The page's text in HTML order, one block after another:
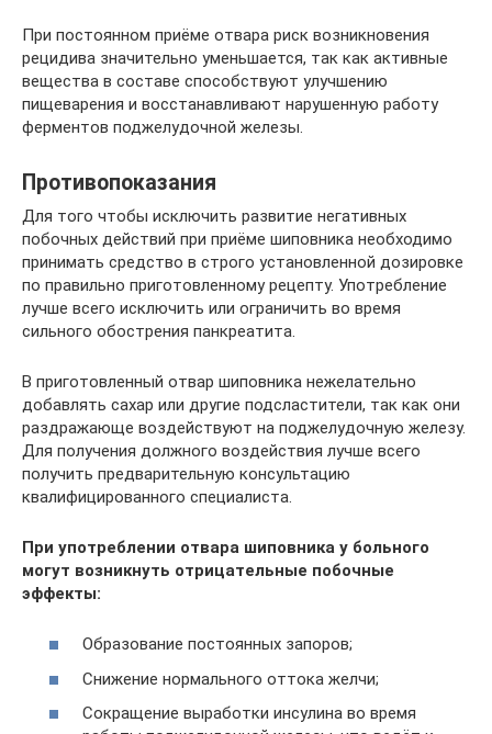
При постоянном приёме отвара риск возникновения
рецидива значительно уменьшается, так как активные
вещества в составе способствуют улучшению
пищеварения и восстанавливают нарушенную работу
ферментов поджелудочной железы.
Противопоказания
Для того чтобы исключить развитие негативных
побочных действий при приёме шиповника необходимо
принимать средство в строго установленной дозировке
по правильно приготовленному рецепту. Употребление
лучше всего исключить или ограничить во время
сильного обострения панкреатита.
В приготовленный отвар шиповника нежелательно
добавлять сахар или другие подсластители, так как они
раздражающе воздействуют на поджелудочную железу.
Для получения должного воздействия лучше всего
получить предварительную консультацию
квалифицированного специалиста.
При употреблении отвара шиповника у больного
могут возникнуть отрицательные побочные
эффекты:
Образование постоянных запоров;
Снижение нормального оттока желчи;
Сокращение выработки инсулина во время